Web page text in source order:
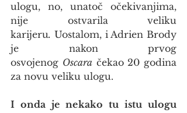
ulogu, no, unatoč očekivanjima,
nije ostvarila veliku
karijeru. Uostalom, i Adrien Brody
je nakon prvog
osvojenog Oscara čekao 20 godina
za novu veliku ulogu.
I onda je nekako tu istu ulogu